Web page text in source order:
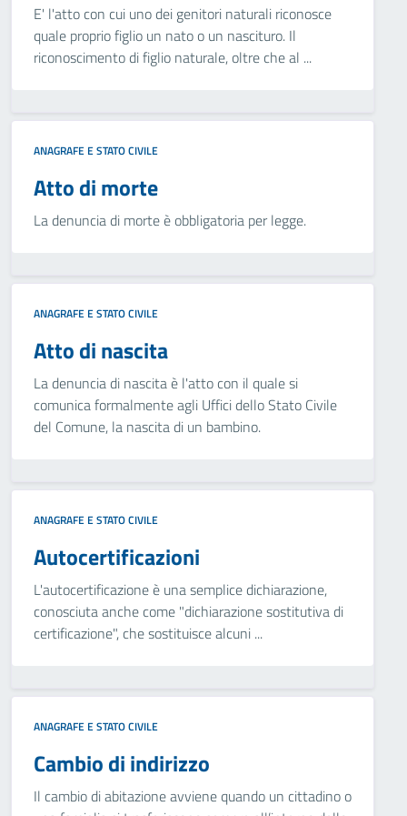
E' l'atto con cui uno dei genitori naturali riconosce
quale proprio figlio un nato o un nascituro. Il
riconoscimento di figlio naturale, oltre che al ...
ANAGRAFE E STATO CIVILE
Atto di morte
La denuncia di morte è obbligatoria per legge.
ANAGRAFE E STATO CIVILE
Atto di nascita
La denuncia di nascita è l'atto con il quale si
comunica formalmente agli Uffici dello Stato Civile
del Comune, la nascita di un bambino.
ANAGRAFE E STATO CIVILE
Autocertificazioni
L'autocertificazione è una semplice dichiarazione,
conosciuta anche come "dichiarazione sostitutiva di
certificazione", che sostituisce alcuni ...
ANAGRAFE E STATO CIVILE
Cambio di indirizzo
Il cambio di abitazione avviene quando un cittadino o